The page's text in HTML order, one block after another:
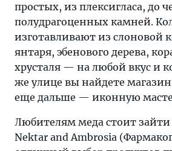
простых, из плексигласа, до
полудрагоценных камней.
изготавливают из слоновой
янтаря, эбенового дерева,
хрусталя — на любой вкус и
же улице вы найдете
еще дальше — иконную
Любителям меда стоит зайти
Nektar and Ambrosia